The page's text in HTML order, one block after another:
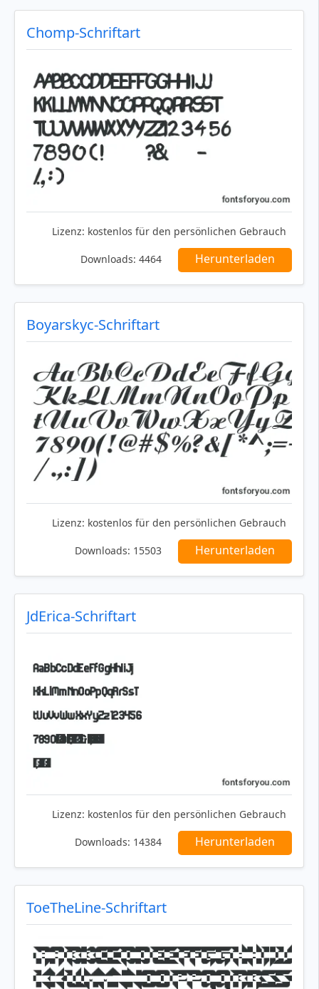
Chomp-Schriftart
Lizenz: kostenlos für den persönlichen Gebrauch
Downloads: 4464 Herunterladen
Boyarskyc-Schriftart
Lizenz: kostenlos für den persönlichen Gebrauch
Downloads: 15503 Herunterladen
JdErica-Schriftart
Lizenz: kostenlos für den persönlichen Gebrauch
Downloads: 14384 Herunterladen
ToeTheLine-Schriftart